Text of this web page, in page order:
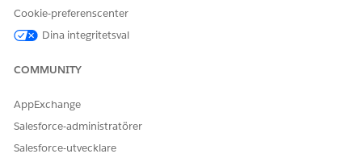
Företagslicens
Ansökan om företagslicens
Kundcase
Inspektionstyp
Offentligt klagomål
Tillsynsmyndighet
Typ av regulatorisk auktorisering
Cookie-preferenscenter
Dina integritetsval
COMMUNITY
AppExchange
Salesforce-administratörer
Salesforce-utvecklare